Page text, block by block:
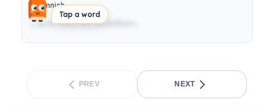
Tap a word
Finnish
Lapsi nauraa uudelleen.
PREV NEXT